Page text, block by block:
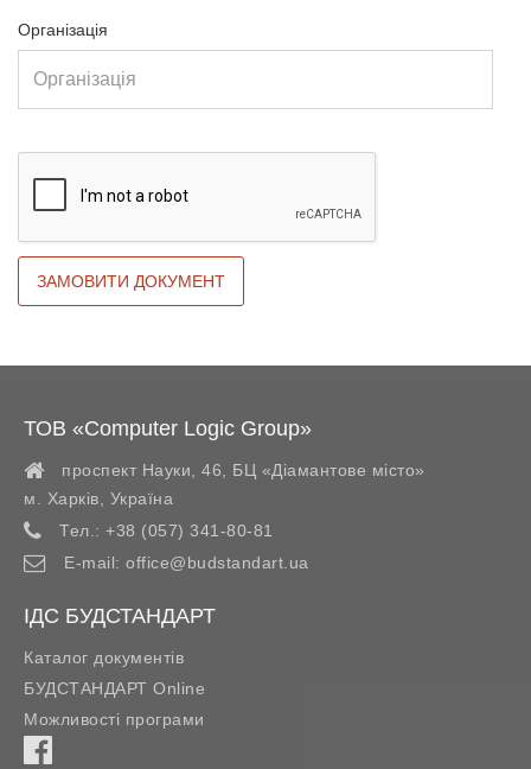
Організація
ТОВ «Computer Logic Group»
проспект Науки, 46, БЦ «Діамантове місто»
м. Харків
Україна
Тел.: +38 (057) 341-80-81
E-mail: office@budstandart.ua
ІДС БУДСТАНДАРТ
Каталог документів
БУДСТАНДАРТ Online
Можливості програми